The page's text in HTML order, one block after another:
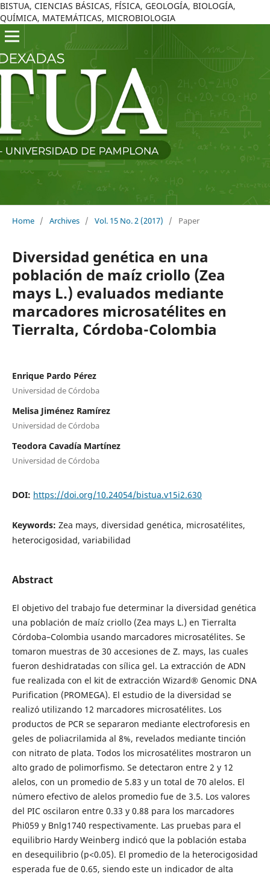
BISTUA, CIENCIAS BÁSICAS, FÍSICA, GEOLOGÍA, BIOLOGÍA,
QUÍMICA, MATEMÁTICAS, MICROBIOLOGIA
Home / Archives / Vol. 15 No. 2 (2017) / Paper
Diversidad genética en una
población de maíz criollo (Zea
mays L.) evaluados mediante
marcadores microsatélites en
Tierralta, Córdoba-Colombia
Enrique Pardo Pérez
Universidad de Córdoba
Melisa Jiménez Ramírez
Universidad de Córdoba
Teodora Cavadía Martínez
Universidad de Córdoba
DOI: https://doi.org/10.24054/bistua.v15i2.630
Keywords: Zea mays, diversidad genética, microsatélites,
heterocigosidad, variabilidad
Abstract
El objetivo del trabajo fue determinar la diversidad genética
una población de maíz criollo (Zea mays L.) en Tierralta
Córdoba–Colombia usando marcadores microsatélites. Se
tomaron muestras de 30 accesiones de Z. mays, las cuales
fueron deshidratadas con sílica gel. La extracción de ADN
fue realizada con el kit de extracción Wizard® Genomic DNA
Purification (PROMEGA). El estudio de la diversidad se
realizó utilizando 12 marcadores microsatélites. Los
productos de PCR se separaron mediante electroforesis en
geles de poliacrilamida al 8%, revelados mediante tinción
con nitrato de plata. Todos los microsatélites mostraron un
alto grado de polimorfismo. Se detectaron entre 2 y 12
alelos, con un promedio de 5.83 y un total de 70 alelos. El
número efectivo de alelos promedio fue de 3.5. Los valores
del PIC oscilaron entre 0.33 y 0.88 para los marcadores
Phi059 y Bnlg1740 respectivamente. Las pruebas para el
equilibrio Hardy Weinberg indicó que la población estaba
en desequilibrio (p<0.05). El promedio de la heterocigosidad
esperada fue de 0.65, siendo este un indicador de alta